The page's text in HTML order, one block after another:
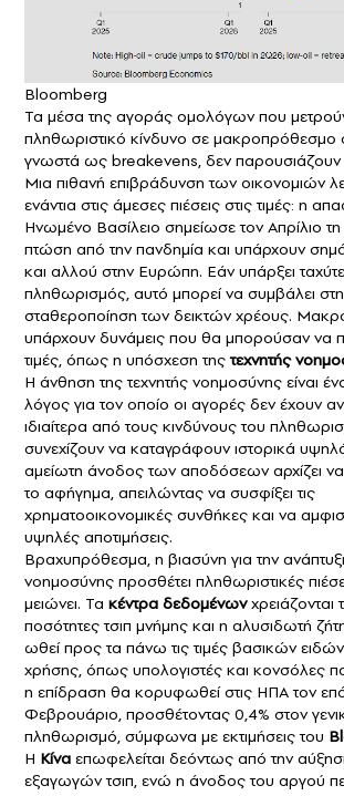
Bloomberg
Τα μέσα της αγοράς ομολόγων που
πληθωριστικό κίνδυνο σε μακροπρόθεσμο
γνωστά ως breakevens, δεν
Μια πιθανή επιβράδυνση των οικονομιών
ενάντια στις άμεσες πιέσεις στις τιμές: η
Ηνωμένο Βασίλειο σημείωσε τον Απρίλιο
πτώση από την πανδημία και υπάρχουν
και αλλού στην Ευρώπη. Εάν υπάρξει
πληθωρισμός, αυτό μπορεί να συμβάλει στη
σταθεροποίηση των δεικτών χρέους.
υπάρχουν δυνάμεις που θα μπορούσαν να
τιμές, όπως η υπόσχεση τηςτεχνητής
Η άνθηση της τεχνητής νοημοσύνης είναι
λόγος για τον οποίο οι αγορές δεν έχουν
ιδιαίτερα από τους κινδύνους του
συνεχίζουν να καταγράφουν ιστορικά
αμείωτη άνοδος των αποδόσεων αρχίζει να
το αφήγημα, απειλώντας να συσφίξει τις
χρηματοοικονομικές συνθήκες και να
υψηλές αποτιμήσεις.
Βραχυπρόθεσμα, η βιασύνη για την
νοημοσύνης προσθέτει πληθωριστικές
μειώνει. Τα κέντρα δεδομένωνχρειάζονται
ποσότητες τσιπ μνήμης και η αλυσιδωτή
ωθεί προς τα πάνω τις τιμές βασικών
χρήσης, όπως υπολογιστές και κονσόλες
η επίδραση θα κορυφωθεί στις ΗΠΑ τον
Φεβρουάριο, προσθέτοντας 0,4% στον
πληθωρισμό, σύμφωνα με εκτιμήσεις του
Η Κίνα επωφελείται δεόντως από την
εξαγωγών τσιπ, ενώ η άνοδος του αργού